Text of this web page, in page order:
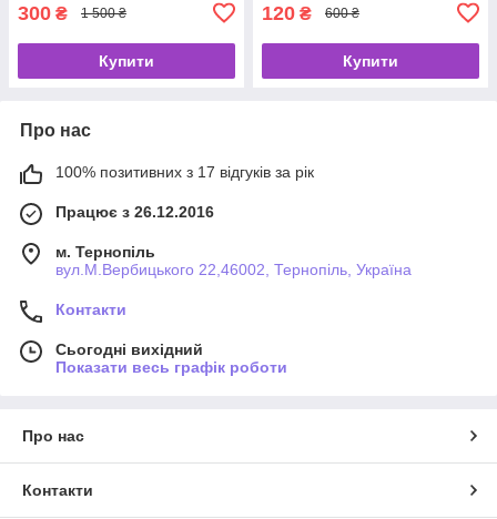
300 ₴ 1 500 ₴
Купити
120 ₴ 600 ₴
Купити
Про нас
100% позитивних з 17 відгуків за рік
Працює з 26.12.2016
м. Тернопіль
вул.М.Вербицького 22,46002, Тернопіль, Україна
Контакти
Сьогодні вихідний
Показати весь графік роботи
Про нас
Контакти